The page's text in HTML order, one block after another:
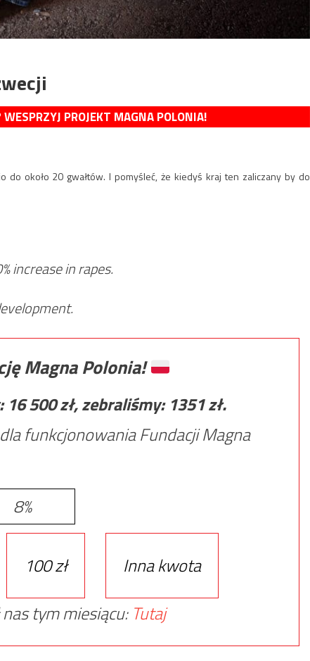
PROJEKT MAGNA POLONIA!
około 20 gwałtów. I pomyśleć, że kiedyś kraj ten zaliczany by do
increase in rapes.
Magna Polonia!
16 500zł, zebraliśmy: 1351zł.
funkcjonowania Fundacji Magna
8%
100 zł
Inna kwota
tym miesiącu: Tutaj